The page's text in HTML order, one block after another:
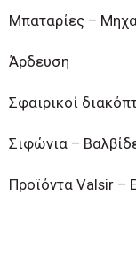
Μπαταρίες –
Άρδευση
Σφαιρικοί
Σιφώνια –
Προϊόντα Valsir –